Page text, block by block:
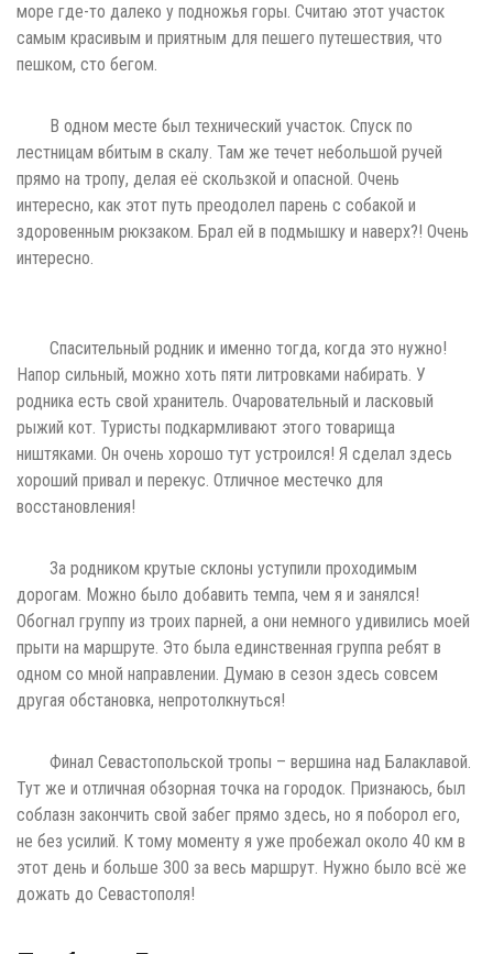
море где-то далеко у подножья горы. Считаю этот участок
самым красивым и приятным для пешего путешествия, что
пешком, сто бегом.
В одном месте был технический участок. Спуск по
лестницам вбитым в скалу. Там же течет небольшой ручей
прямо на тропу, делая её скользкой и опасной. Очень
интересно, как этот путь преодолел парень с собакой и
здоровенным рюкзаком. Брал ей в подмышку и наверх?! Очень
интересно.
Спасительный родник и именно тогда, когда это нужно!
Напор сильный, можно хоть пяти литровками набирать. У
родника есть свой хранитель. Очаровательный и ласковый
рыжий кот. Туристы подкармливают этого товарища
ништяками. Он очень хорошо тут устроился! Я сделал здесь
хороший привал и перекус. Отличное местечко для
восстановления!
За родником крутые склоны уступили проходимым
дорогам. Можно было добавить темпа, чем я и занялся!
Обогнал группу из троих парней, а они немного удивились моей
прыти на маршруте. Это была единственная группа ребят в
одном со мной направлении. Думаю в сезон здесь совсем
другая обстановка, непротолкнуться!
Финал Севастопольской тропы – вершина над Балаклавой.
Тут же и отличная обзорная точка на городок. Признаюсь, был
соблазн закончить свой забег прямо здесь, но я поборол его,
не без усилий. К тому моменту я уже пробежал около 40 км в
этот день и больше 300 за весь маршрут. Нужно было всё же
дожать до Севастополя!